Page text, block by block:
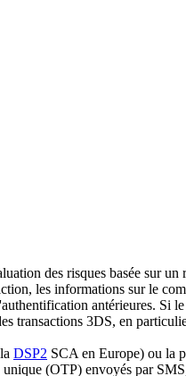
des risques basée sur un
les informations sur le
antérieures. Si
transactions 3DS, en
DSP2 SCA en Europe) ou la
(OTP) envoyés par